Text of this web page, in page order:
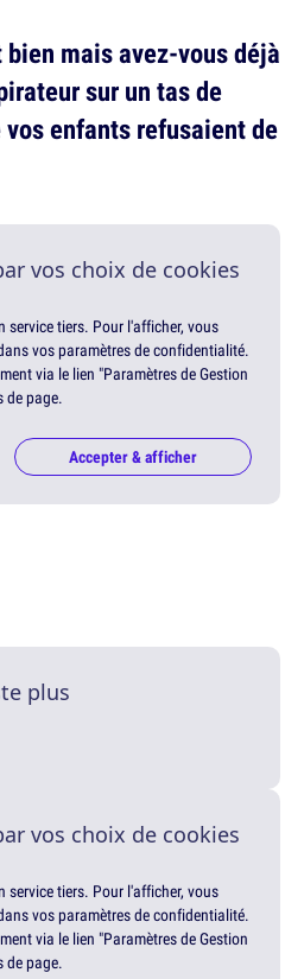
bien mais avez-vous déjà
sur un tas de
vos enfants refusaient de
vos choix de cookies
service tiers. Pour l'afficher, vous
vos paramètres de confidentialité.
via le lien "Paramètres de Gestion
de page.
Accepter & afficher
plus
vos choix de cookies
service tiers. Pour l'afficher, vous
vos paramètres de confidentialité.
via le lien "Paramètres de Gestion
de page.